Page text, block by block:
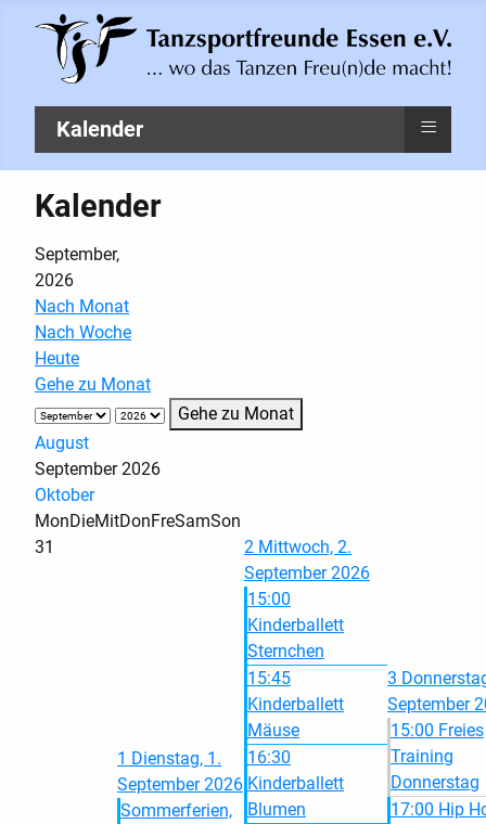
Kalender ≡
Kalender
September,
2026
Nach Monat
Nach Woche
Heute
Gehe zu Monat
Gehe zu Monat
August
September 2026
Oktober
MonDieMitDonFreSamSon
31
1 Dienstag, 1.
September 2026
Sommerferien,
2 Mittwoch, 2.
September 2026
15:00
Kinderballett
Sternchen
15:45
Kinderballett
Mäuse
16:30
Kinderballett
Blumen
3
September
15:00 Freies
Training
Donnerstag
17:00 Hip